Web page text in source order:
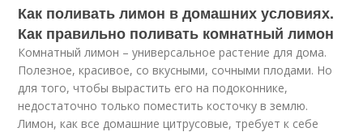
Как поливать лимон в домашних условиях.
Как правильно поливать комнатный лимон
Комнатный лимон – универсальное растение для дома.
Полезное, красивое, со вкусными, сочными плодами. Но
для того, чтобы вырастить его на подоконнике,
недостаточно только поместить косточку в землю.
Лимон, как все домашние цитрусовые, требует к себе